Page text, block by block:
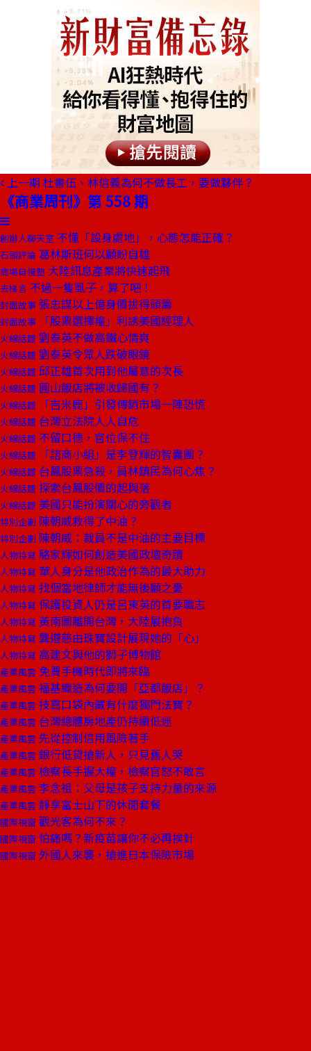
上一期 杜書伍、林信義為何不做長工，要做夥伴？
《商業周刊》第 558 期
創辦人聊天室 不懂「設身處地」，心態怎能正確？
石頭評論 葛林斯班何以顧盼自雄
商場自慢塾 大陸訊息產業將快速起飛
去梯言 不過一隻虱子，算了吧！
封面故事 張忠謀以上億身價拔得頭籌
封面故事 「股票選擇權」利誘美國經理人
火線話題 劉泰英不做高鐵心情爽
火線話題 劉泰英令眾人跌破眼鏡
火線話題 邱正雄首次用到他屬意的次長
火線話題 圓山飯店將被收歸國有？
火線話題 「吉米鹿」引發傳銷市場一陣恐慌
火線話題 台灣立法院人人自危
火線話題 不留口德，官位保不住
火線話題 「諮商小組」是李登輝的智囊團？
火線話題 台鳳股票急殺，員林鎮民為何心焦？
火線話題 探索台鳳股價的起與落
火線話題 美國只能扮演關心的旁觀者
特別企劃 陳朝威救得了中油？
特別企劃 陳朝威：裁員不是中油的主要目標
人物特寫 駱家輝如何創造美國政壇奇蹟
人物特寫 華人身分是他政治作為的最大助力
人物特寫 找個當地律師才能無後顧之憂
人物特寫 保護投資人仍是呂東英的首要職志
人物特寫 黃南圖離開台灣，大陸展抱負
人物特寫 龔遵慈由珠寶設計展現她的「心」
人物特寫 高建文與他的獅子博物館
產業風雲 免費手機時代即將來臨
產業風雲 福基織造為何要開「亞都飯店」？
產業風雲 技嘉口袋內藏有什麼獨門法寶？
產業風雲 台灣總體房地產仍持續低迷
產業風雲 先從控制信用風險著手
產業風雲 銀行低貸搶新人，只見舊人哭
產業風雲 檢察長手握大權，檢察官怒不敢言
產業風雲 李念祖：父母是孩子支持力量的來源
產業風雲 靜享富士山下的休閒套餐
國際視窗 觀光客為何不來？
國際視窗 怕痛嗎？新疫苗讓你不必再挨針
國際視窗 外國人來襲，搶進日本保險市場